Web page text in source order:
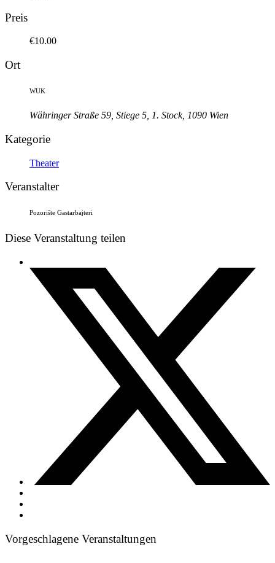
Preis
€10.00
Ort
WUK
Währinger Straße 59, Stiege 5, 1. Stock, 1090 Wien
Kategorie
Theater
Veranstalter
Pozorište Gastarbajteri
Diese Veranstaltung teilen
Vorgeschlagene Veranstaltungen